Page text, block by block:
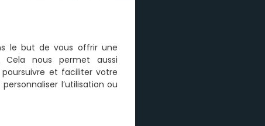
le but de vous offrir une
Cela nous permet aussi
et faciliter votre
l’utilisation ou